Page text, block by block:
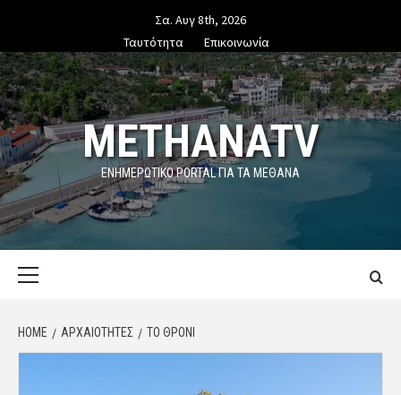
content
Σα. Αυγ 8th, 2026
Ταυτότητα
Επικοινωνία
METHANATV
ΕΝΗΜΕΡΩΤΙΚΌ PORTAL ΓΙΑ ΤΑ ΜΕΘΑΝΑ
HOME ΑΡΧΑΙΟΤΗΤΕΣ ΤΟ ΘΡΟΝΊ